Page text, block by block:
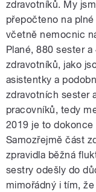
zdravotníků. My
přepočteno na
včetně nemocnic
Plané, 880 sester
zdravotníků, jako
asistentky a
zdravotních sester
pracovníků, tedy
2019 je to dokonce
Samozřejmě část
zpravidla běžná
sestry odešly do
mimořádný i tím,